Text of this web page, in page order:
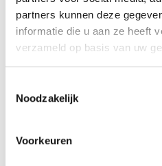
partners kunnen deze
informatie die u aan ze heeft
verzameld op basis van uw
Noodzakelijk
Voorkeuren